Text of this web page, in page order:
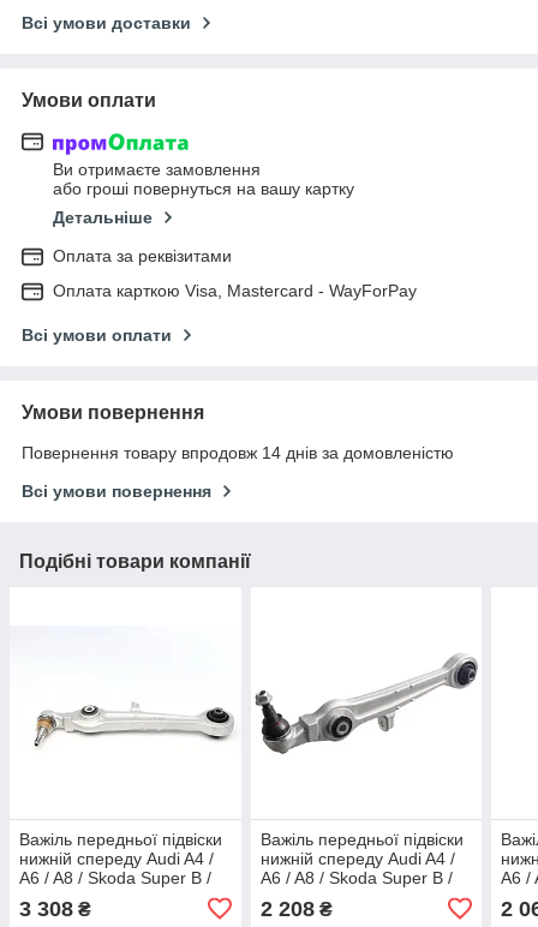
Всі умови доставки
Умови оплати
Ви отримаєте замовлення
або гроші повернуться на вашу картку
Детальніше
Оплата за реквізитами
Оплата карткою Visa, Mastercard - WayForPay
Всі умови оплати
Умови повернення
Повернення товару впродовж 14 днів за домовленістю
Всі умови повернення
Подібні товари компанії
Важіль передньої підвіски
нижній спереду Audi A4 /
A6 / A8 / Skoda Super B /
821063210
3 308 ₴
Важіль передньої підвіски
нижній спереду Audi A4 /
A6 / A8 / Skoda Super B /
VW Passat 1.6-4.2 94-08
Febi Bilstein 19932
2 208₴
A6 /
2